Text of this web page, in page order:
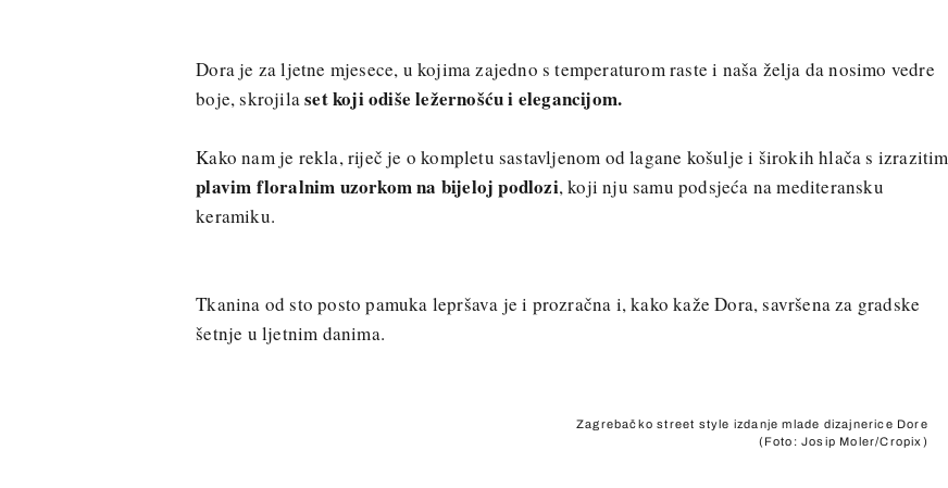
Dora je za ljetne mjesece, u kojima zajedno s temperaturom raste i naša želja da nosimo vedre
boje, skrojilaset koji odiše ležernošću i elegancijom.
Kako nam je rekla, riječ je o kompletu sastavljenom od lagane košulje i širokih hlača s izrazitim
plavim floralnim uzorkom na bijeloj podlozi, koji nju samu podsjeća na mediteransku
keramiku.
Tkanina od sto posto pamuka lepršava je i prozračna i, kako kaže Dora, savršena za gradske
šetnje u ljetnim danima.
Zagrebačko street style izdanje mlade dizajnerice Dore
(Foto: Josip Moler/Cropix)